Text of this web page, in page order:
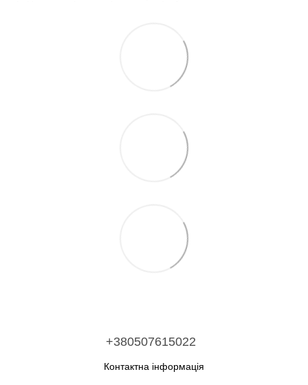
+380507615022
Контактна інформація